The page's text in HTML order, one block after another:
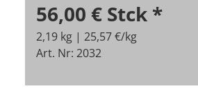
56,00 € Stck *
2,19 kg | 25,57 €/kg
Art. Nr: 2032